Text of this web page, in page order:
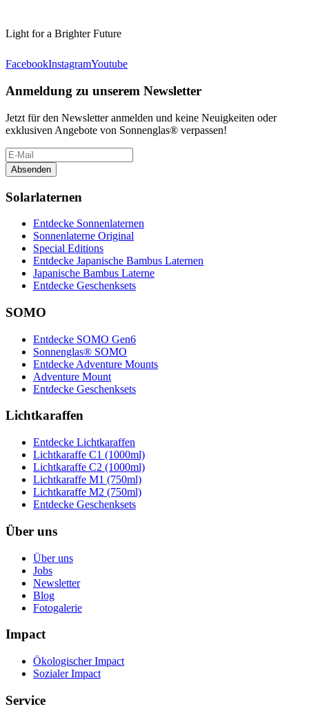
Light for a Brighter Future
FacebookInstagramYoutube
Anmeldung zu unserem Newsletter
Jetzt für den Newsletter anmelden und keine Neuigkeiten oder
exklusiven Angebote von Sonnenglas® verpassen!
Absenden
Solarlaternen
Entdecke Sonnenlaternen
Sonnenlaterne Original
Special Editions
Entdecke Japanische Bambus Laternen
Japanische Bambus Laterne
Entdecke Geschenksets
SOMO
Entdecke SOMO Gen6
Sonnenglas® SOMO
Entdecke Adventure Mounts
Adventure Mount
Entdecke Geschenksets
Lichtkaraffen
Entdecke Lichtkaraffen
Lichtkaraffe C1 (1000ml)
Lichtkaraffe C2 (1000ml)
Lichtkaraffe M1 (750ml)
Lichtkaraffe M2 (750ml)
Entdecke Geschenksets
Über uns
Über uns
Jobs
Newsletter
Blog
Fotogalerie
Impact
Ökologischer Impact
Sozialer Impact
Service